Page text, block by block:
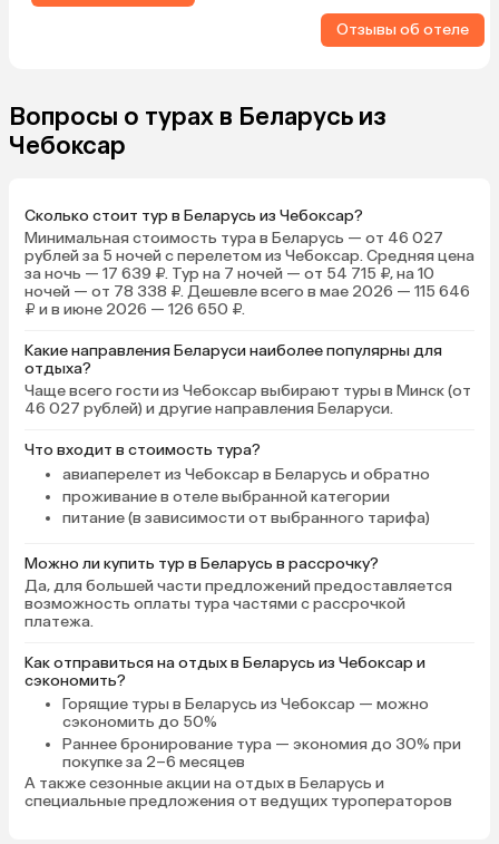
Отзывы об отеле
Вопросы о турах в Беларусь из
Чебоксар
Сколько стоит тур в Беларусь из Чебоксар?
Минимальная стоимость тура в Беларусь — от 46 027
рублей за 5 ночей с перелетом из Чебоксар. Средняя цена
за ночь — 17 639 ₽. Тур на 7 ночей — от 54 715 ₽, на 10
ночей — от 78 338 ₽. Дешевле всего в мае 2026 — 115 646
₽ и в июне 2026 — 126 650 ₽.
Какие направления Беларуси наиболее популярны для
отдыха?
Чаще всего гости из Чебоксар выбирают туры в Минск (от
46 027 рублей) и другие направления Беларуси.
Что входит в стоимость тура?
авиаперелет из Чебоксар в Беларусь и обратно
проживание в отеле выбранной категории
питание (в зависимости от выбранного тарифа)
Можно ли купить тур в Беларусь в рассрочку?
Да, для большей части предложений предоставляется
возможность оплаты тура частями с рассрочкой
платежа.
Как отправиться на отдых в Беларусь из Чебоксар и
сэкономить?
Горящие туры в Беларусь из Чебоксар — можно
сэкономить до 50%
Раннее бронирование тура — экономия до 30% при
покупке за 2–6 месяцев
А такжесезонные акции на отдых в Беларусь и
специальные предложения от ведущих туроператоров